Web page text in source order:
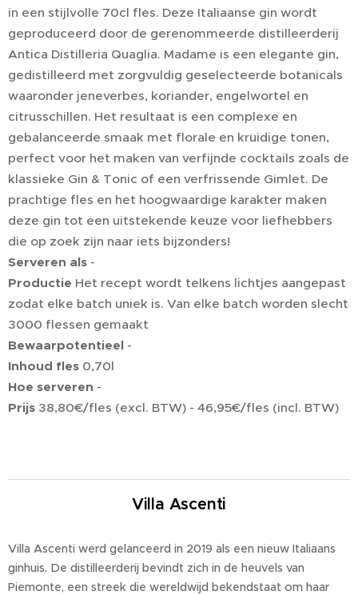
in een stijlvolle 70cl fles. Deze Italiaanse gin wordt
geproduceerd door de gerenommeerde distilleerderij
Antica Distilleria Quaglia. Madame is een elegante gin,
gedistilleerd met zorgvuldig geselecteerde botanicals
waaronder jeneverbes, koriander, engelwortel en
citrusschillen. Het resultaat is een complexe en
gebalanceerde smaak met florale en kruidige tonen,
perfect voor het maken van verfijnde cocktails zoals de
klassieke Gin & Tonic of een verfrissende Gimlet. De
prachtige fles en het hoogwaardige karakter maken
deze gin tot een uitstekende keuze voor liefhebbers
die op zoek zijn naar iets bijzonders!
Serveren als -
Productie Het recept wordt telkens lichtjes aangepast
zodat elke batch uniek is. Van elke batch worden slecht
3000 flessen gemaakt
Bewaarpotentieel -
Inhoud fles 0,70l
Hoe serveren -
Prijs 38,80€/fles (excl. BTW) - 46,95€/fles (incl. BTW)
Villa Ascenti
Villa Ascenti werd gelanceerd in 2019 als een nieuw Italiaans
ginhuis. De distilleerderij bevindt zich in de heuvels van
Piemonte, een streek die wereldwijd bekendstaat om haar